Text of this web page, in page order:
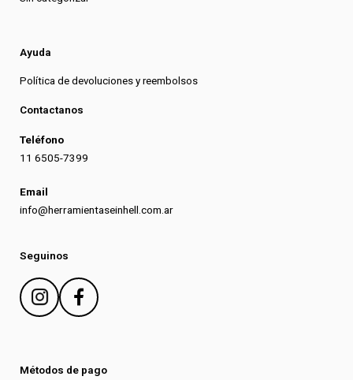
Ayuda
Política de devoluciones y reembolsos
Contactanos
Teléfono
11 6505-7399
Email
info@herramientaseinhell.com.ar
Seguinos
Métodos de pago